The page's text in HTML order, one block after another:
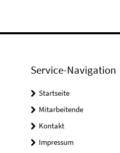
Service-Navigation
Startseite
Mitarbeitende
Kontakt
Impressum